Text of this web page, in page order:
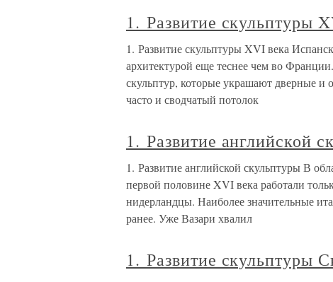
1. Развитие скульптуры
1. Развитие скульптуры XVI века
архитектурой еще теснее чем во
скульптур, которые украшают дверные и
часто и сводчатый потолок
1. Развитие английской
1. Развитие английской скульптуры В
первой половине XVI века работали
нидерландцы. Наиболее значительные
ранее. Уже Вазари хвалил
1. Развитие скульптуры